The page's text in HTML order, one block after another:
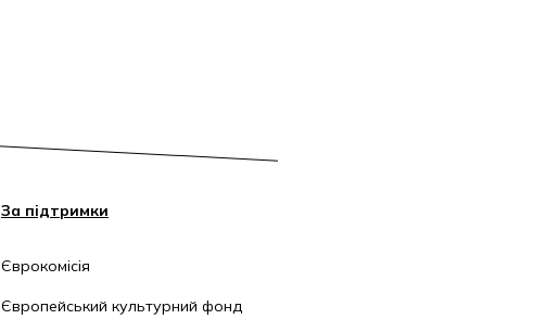
За підтримки
Єврокомісія
Європейський культурний фонд